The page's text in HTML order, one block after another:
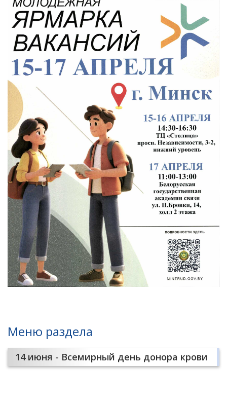
Меню раздела
14 июня - Всемирный день донора крови